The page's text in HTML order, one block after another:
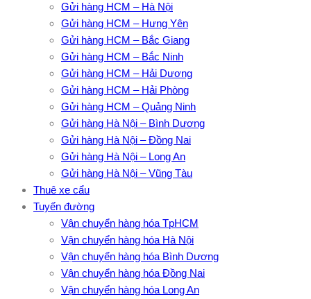
Gửi hàng HCM – Hà Nội
Gửi hàng HCM – Hưng Yên
Gửi hàng HCM – Bắc Giang
Gửi hàng HCM – Bắc Ninh
Gửi hàng HCM – Hải Dương
Gửi hàng HCM – Hải Phòng
Gửi hàng HCM – Quảng Ninh
Gửi hàng Hà Nội – Bình Dương
Gửi hàng Hà Nội – Đồng Nai
Gửi hàng Hà Nội – Long An
Gửi hàng Hà Nội – Vũng Tàu
Thuê xe cẩu
Tuyến đường
Vận chuyển hàng hóa TpHCM
Vận chuyển hàng hóa Hà Nội
Vận chuyển hàng hóa Bình Dương
Vận chuyển hàng hóa Đồng Nai
Vận chuyển hàng hóa Long An